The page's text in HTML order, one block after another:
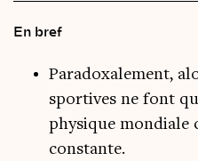
En bref
Paradoxalement,
sportives ne font
physique
constante.